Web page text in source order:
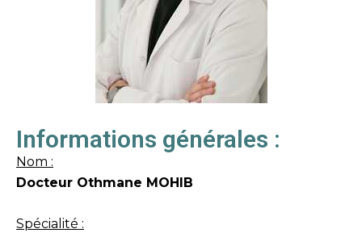
Informations générales :
Nom :
Docteur Othmane MOHIB
Spécialité :